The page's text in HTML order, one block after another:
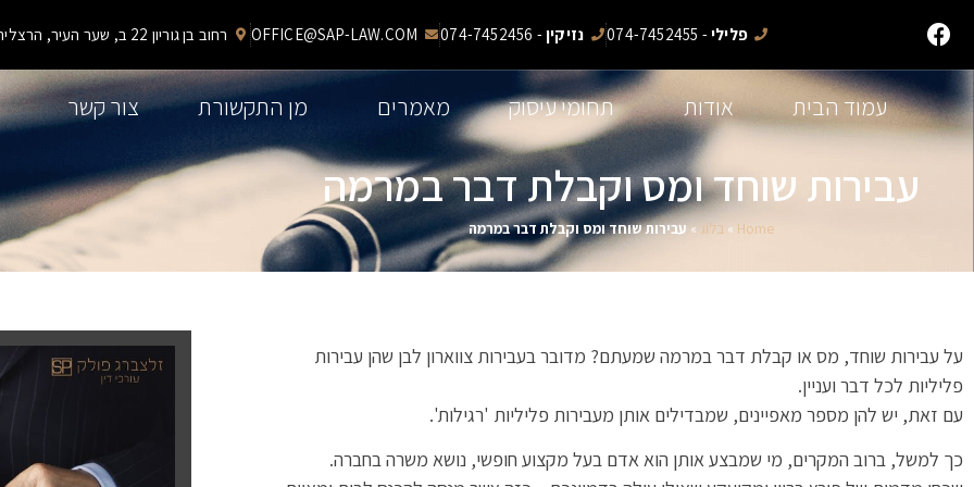
פלילי - 074-7452455 נזיקין - 074-7452456
OFFICE@SAP-LAW.COM רחוב בן גוריון 22 ב, שער העיר, הרצליה
עמוד הבית אודות תחומי עיסוק מאמרים מן התקשורת צור קשר
עבירות שוחד ומס וקבלת דבר במרמה
Home
»בלוג »עבירות שוחד ומס וקבלת דבר במרמה
על עבירות שוחד, מס או קבלת דבר במרמה שמעתם? מדובר בעבירות צווארון לבן שהן עבירות
פליליות לכל דבר ועניין.
עם זאת, יש להן מספר מאפיינים, שמבדילים אותן מעבירות פליליות 'רגילות'.
כך למשל, ברוב המקרים, מי שמבצע אותן הוא אדם בעל מקצוע חופשי, נושא משרה בחברה.